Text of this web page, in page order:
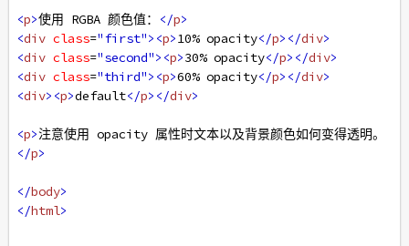
<p>使用 RGBA 颜色值： </p>
<div class="first"><p>10% opacity</p></div>
<div class="second"><p>30% opacity</p></div>
<div class="third"><p>60% opacity</p></div>
<div><p>default</p></div>
<p>注意使用 opacity 属性时文本以及背景颜色如何变得透明。
</p>
</body>
</html>